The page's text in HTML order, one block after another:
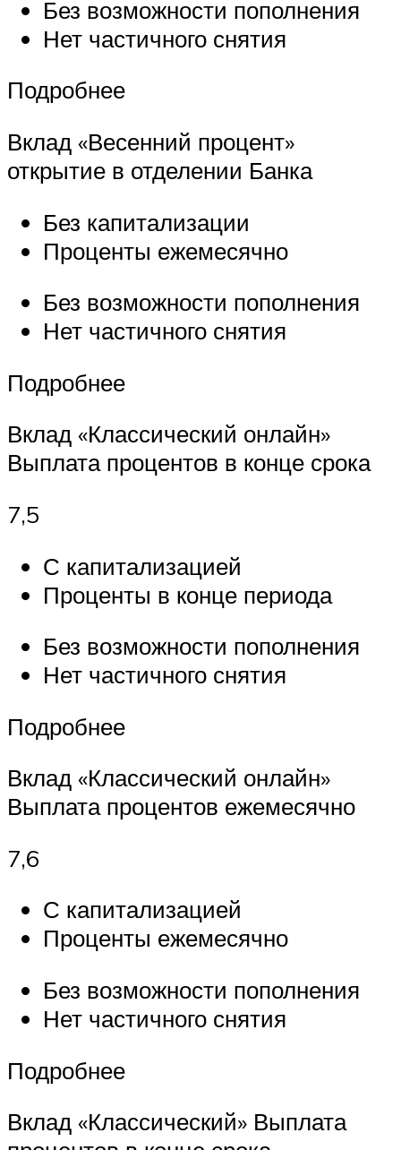
Без возможности пополнения
Нет частичного снятия
Подробнее
Вклад «Весенний процент»
открытие в отделении Банка
Без капитализации
Проценты ежемесячно
Без возможности пополнения
Нет частичного снятия
Подробнее
Вклад «Классический онлайн»
Выплата процентов в конце срока
7,5
С капитализацией
Проценты в конце периода
Без возможности пополнения
Нет частичного снятия
Подробнее
Вклад «Классический онлайн»
Выплата процентов ежемесячно
7,6
С капитализацией
Проценты ежемесячно
Без возможности пополнения
Нет частичного снятия
Подробнее
Вклад «Классический» Выплата